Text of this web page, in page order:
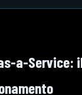
a-Service: